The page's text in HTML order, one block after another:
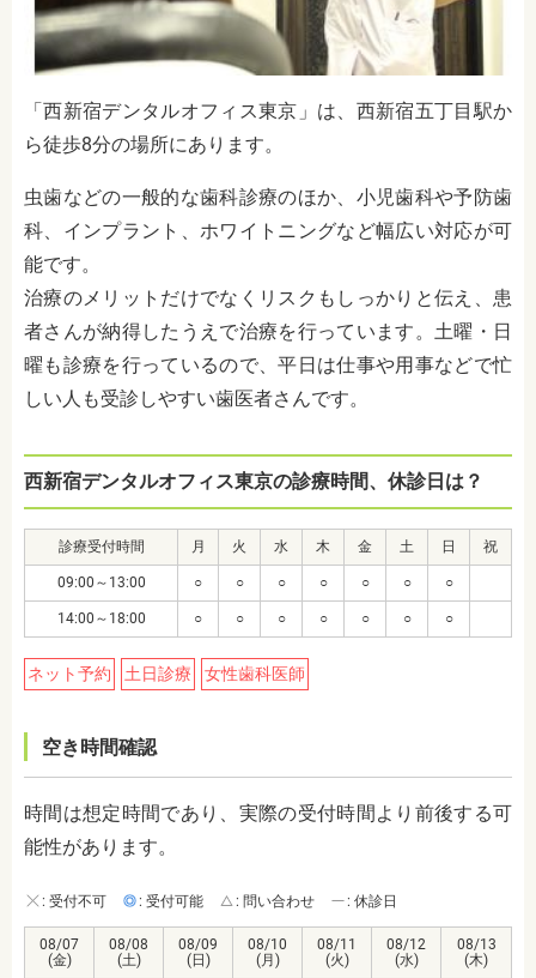
「西新宿デンタルオフィス東京」は、西新宿五丁目駅か
ら徒歩8分の場所にあります。
虫歯などの一般的な歯科診療のほか、小児歯科や予防歯
科、インプラント、ホワイトニングなど幅広い対応が可
能です。
治療のメリットだけでなくリスクもしっかりと伝え、患
者さんが納得したうえで治療を行っています。土曜・日
曜も診療を行っているので、平日は仕事や用事などで忙
しい人も受診しやすい歯医者さんです。
西新宿デンタルオフィス東京の診療時間、休診日は？
診療受付時間 月 火 水 木 金 土 日 祝
09:00～13:00 ○ ○ ○ ○ ○ ○ ○
14:00～18:00 ○ ○ ○ ○ ○ ○ ○
ネット予約 土日診療 女性歯科医師
空き時間確認
時間は想定時間であり、実際の受付時間より前後する可
能性があります。
: 受付不可 : 受付可能 : 問い合わせ : 休診日
08/07
(金)
08/08
(土)
08/09
(日)
08/10
(月)
08/11
(火)
08/12
(水)
08/13
(木)